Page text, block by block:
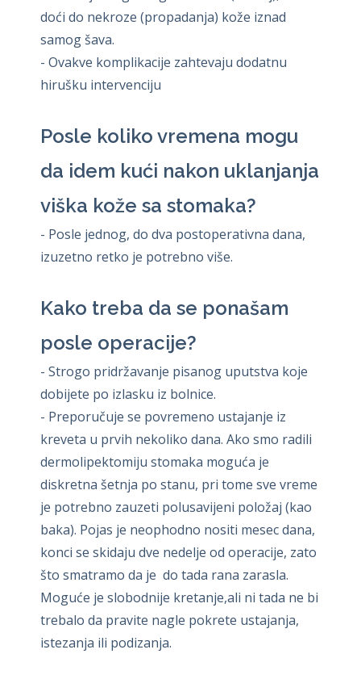
doći do nekroze (propadanja) kože iznad
samog šava.
- Ovakve komplikacije zahtevaju dodatnu
hirušku intervenciju
Posle koliko vremena mogu
da idem kući nakon uklanjanja
viška kože sa stomaka?
- Posle jednog, do dva postoperativna dana,
izuzetno retko je potrebno više.
Kako treba da se ponašam
posle operacije?
- Strogo pridržavanje pisanog uputstva koje
dobijete po izlasku iz bolnice.
- Preporučuje se povremeno ustajanje iz
kreveta u prvih nekoliko dana. Ako smo radili
dermolipektomiju stomaka moguća je
diskretna šetnja po stanu, pri tome sve vreme
je potrebno zauzeti polusavijeni položaj (kao
baka). Pojas je neophodno nositi mesec dana,
konci se skidaju dve nedelje od operacije, zato
što smatramo da je do tada rana zarasla.
Moguće je slobodnije kretanje,ali ni tada ne bi
trebalo da pravite nagle pokrete ustajanja,
istezanja ili podizanja.